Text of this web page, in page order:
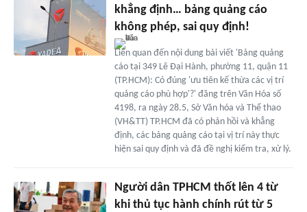
khẳng định… bảng quảng cáo
không phép, sai quy định!
Liên quan đến nội dung bài viết 'Bảng quảng
cáo tại 349 Lê Đại Hành, phường 11, quận 11
(TP.HCM): Có đúng 'ưu tiên kế thừa các vị trí
quảng cáo phù hợp'?' đăng trên Văn Hóa số
4198, ra ngày 28.5, Sở Văn hóa và Thể thao
(VH&TT) TP.HCM đã có phản hồi và khẳng
định, các bảng quảng cáo tại vị trí này thực
hiện sai quy định và đã đề nghị kiểm tra, xử lý.
Người dân TPHCM thốt lên 4 từ
khi thủ tục hành chính rút từ 5